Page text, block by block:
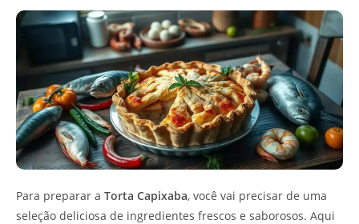
Para preparar a Torta Capixaba, você vai precisar de uma
seleção deliciosa de ingredientes frescos e saborosos. Aqui